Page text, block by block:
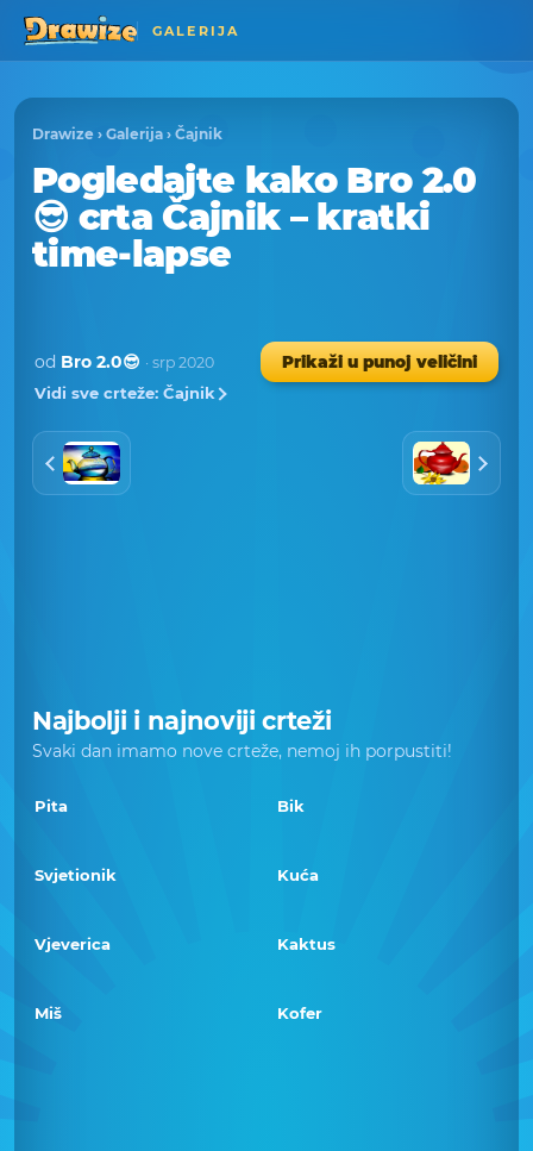
GALERIJA
Drawize › Galerija › Čajnik
Pogledajte kako Bro 2.0
😎 crta Čajnik – kratki
time-lapse
od Bro 2.0😎 · srp 2020
Prikaži u punoj veličini
Vidi sve crteže: Čajnik
Najbolji i najnoviji crteži
Svaki dan imamo nove crteže, nemoj ih porpustiti!
Pita Bik
Svjetionik Kuća
Vjeverica Kaktus
Miš Kofer